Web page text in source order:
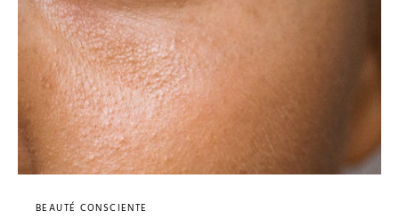
BEAUTÉ CONSCIENTE